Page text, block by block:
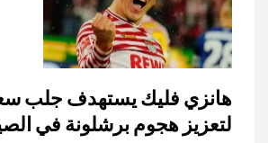
هانزي فليك يستهدف جلب
لتعزيز هجوم برشلونة في